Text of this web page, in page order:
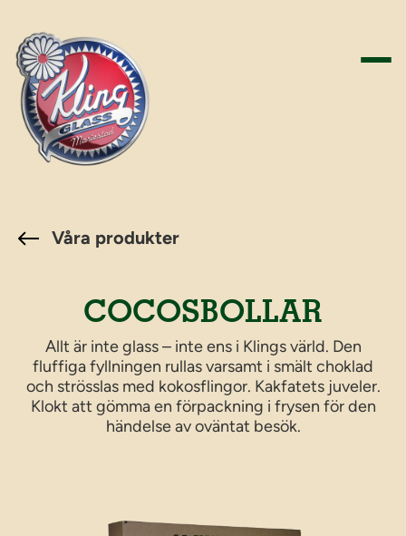
innehåll
Våra produkter
COCOSBOLLAR
Allt är inte glass – inte ens i Klings värld. Den
fluffiga fyllningen rullas varsamt i smält choklad
och strösslas med kokosflingor. Kakfatets juveler.
Klokt att gömma en förpackning i frysen för den
händelse av oväntat besök.